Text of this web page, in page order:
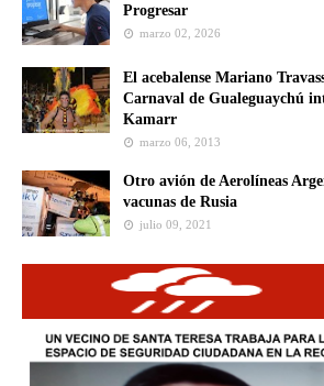
Progresar
marzo 02, 2026
El acebalense Mariano
Carnaval de Gualeguaychú
Kamarr
marzo 06, 2013
Otro avión de Aerolíneas
vacunas de Rusia
julio 09, 2021